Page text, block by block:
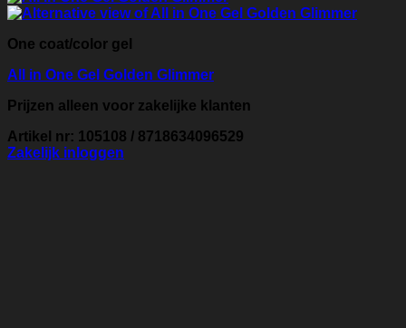
One coat/color gel
All in One Gel Golden Glimmer
Prijzen alleen voor zakelijke klanten
Artikel nr: 105108 / 8718634096529
Zakelijk inloggen